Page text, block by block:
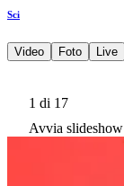
Sci
Video Foto Live
1 di 17
Avvia slideshow